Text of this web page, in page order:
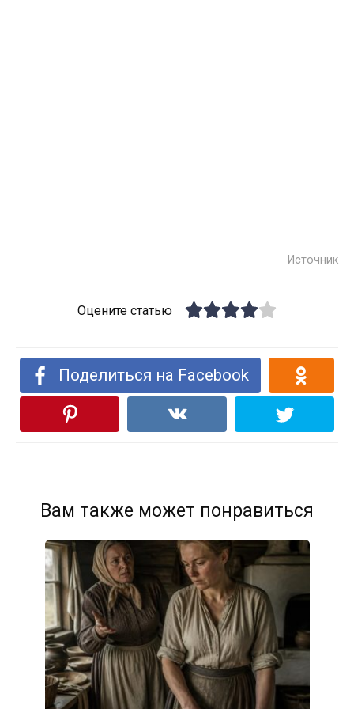
Источник
Оцените статью
Поделиться на Facebook
Вам также может понравиться